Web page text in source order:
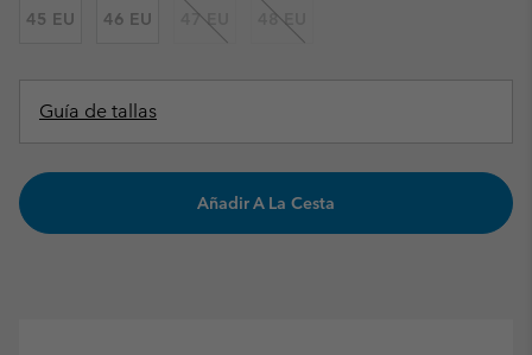
45 EU 46 EU 47 EU 48 EU
Guía de tallas
Añadir A La Cesta